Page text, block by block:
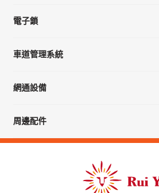
電子鎖
車道管理系統
網通設備
周邊配件